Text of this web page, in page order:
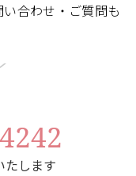
合わせ・ご質問も
たします